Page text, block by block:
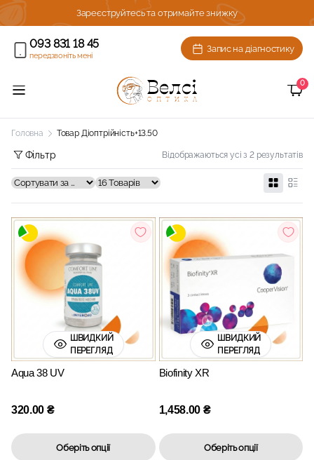
Зареєструйтесь та отримайте знижку
093 831 18 45
передзвоніть мені
Запис на діагностику
0
Головна Товар Діоптрійність+13.50
Відображаються усі з 2 результатів
Фільтр
ШВИДКИЙ
ПЕРЕГЛЯД
Aqua 38 UV
320.00 ₴
Оберіть опції
ШВИДКИЙ
ПЕРЕГЛЯД
Biofinity XR
1,458.00 ₴
Оберіть опції